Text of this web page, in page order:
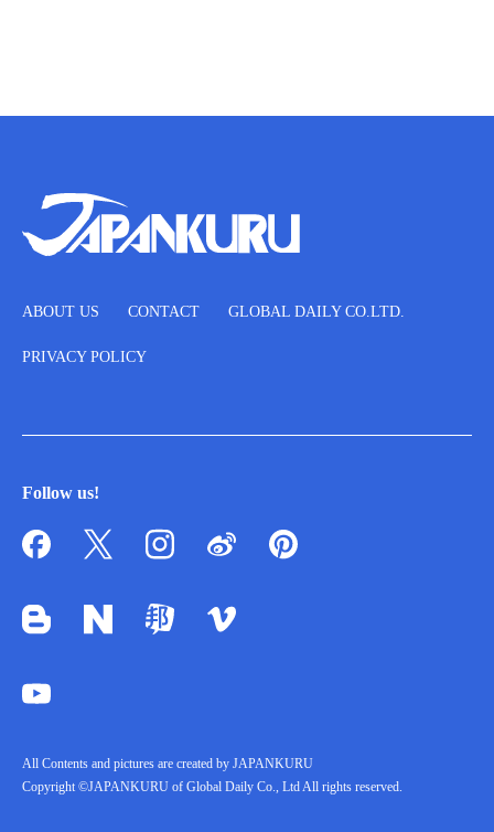
ABOUT US CONTACT GLOBAL DAILY CO.LTD.
PRIVACY POLICY
Follow us!
All Contents and pictures are created by JAPANKURU
Copyright ©JAPANKURU of Global Daily Co., Ltd All rights reserved.